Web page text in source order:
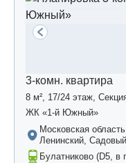
3-комн. квартира
8 м², 17/24 этаж,
ЖК «1-й Южный»
Московская
Ленинский,
Булатниково (D5, в